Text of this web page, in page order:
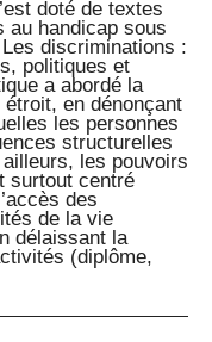
doté de textes
au handicap sous
discriminations :
politiques et
a abordé la
en dénonçant
les personnes
structurelles
les pouvoirs
surtout centré
des
de la vie
délaissant la
(diplôme,